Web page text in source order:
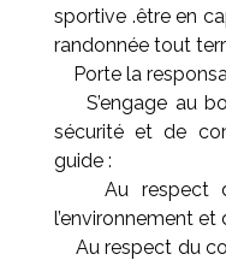
sportive .être en
randonnée tout
Porte la
S’engage au
sécurité et de
guide :
Au respect
l’environnement et
Au respect du